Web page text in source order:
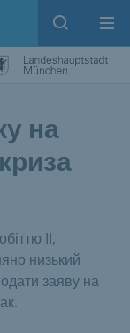
Open
на
II,
низький
заяву на